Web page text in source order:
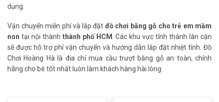
dụng.
Vận chuyển miễn phí và lắp đặt đồ chơi bằng gỗ cho trẻ em mầm
non tại nội thành thành phố HCM . Các khu vực tỉnh thành lân cận
sẽ được hỗ trợ phí vận chuyển và hướng dẫn lắp đặt nhiệt tình. Đồ
Chơi Hoàng Hà là địa chỉ mua cầu trượt bằng gỗ an toàn, chính
hãng cho bé tốt nhất luôn làm khách hàng hài lòng.